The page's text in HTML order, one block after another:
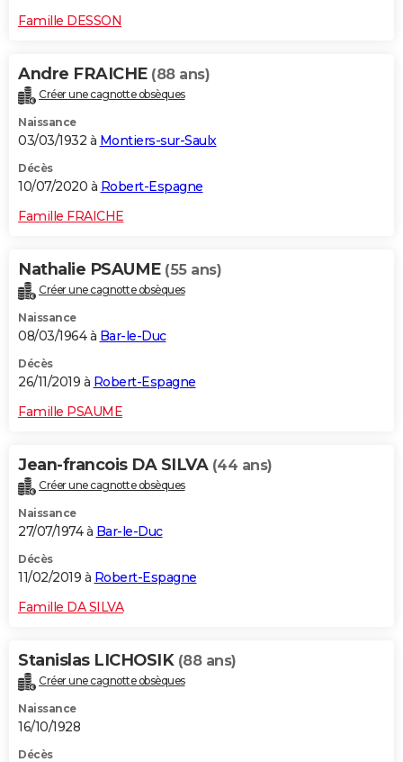
Famille DESSON
Andre FRAICHE (88 ans)
Créer une cagnotte obsèques
Naissance
03/03/1932 à Montiers-sur-Saulx
Décès
10/07/2020 à Robert-Espagne
Famille FRAICHE
Nathalie PSAUME (55 ans)
Créer une cagnotte obsèques
Naissance
08/03/1964 à Bar-le-Duc
Décès
26/11/2019 à Robert-Espagne
Famille PSAUME
Jean-francois DA SILVA (44 ans)
Créer une cagnotte obsèques
Naissance
27/07/1974 à Bar-le-Duc
Décès
11/02/2019 à Robert-Espagne
Famille DA SILVA
Stanislas LICHOSIK (88 ans)
Créer une cagnotte obsèques
Naissance
16/10/1928
Décès